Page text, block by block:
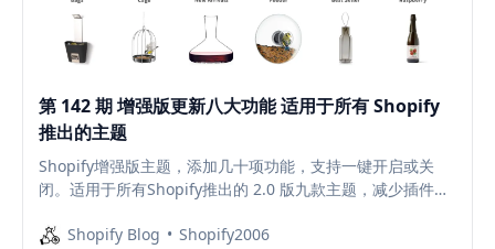
第 142 期 增强版更新八大功能 适用于所有 Shopify
推出的主题
Shopify增强版主题，添加几十项功能，支持一键开启或关
闭。适用于所有Shopify推出的 2.0 版九款主题，减少插件安
Shopify Blog
Shopify2006